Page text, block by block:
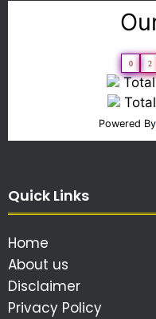
0 2
Total
Powered By
Quick Links
Home
About us
Disclaimer
Privacy Policy